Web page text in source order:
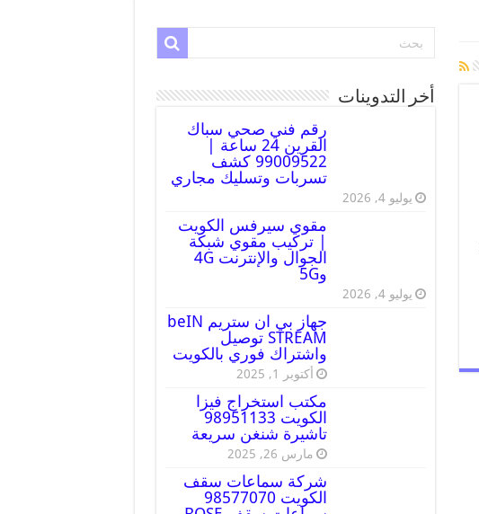
أخر التدوينات
رقم فني صحي سباك
القرين 24 ساعة |
99009522 كشف
تسربات وتسليك مجاري
يوليو 4, 2026
مقوي سيرفس الكويت
| تركيب مقوي شبكة
الجوال والإنترنت 4G
و5G
يوليو 4, 2026
جهاز بي ان ستريم beIN
STREAM توصيل
واشتراك فوري بالكويت
أكتوبر 1, 2025
مكتب استخراج فيزا
الكويت 98951133
تاشيرة شنغن سريعة
مارس 26, 2025
شركة سماعات سقف
الكويت 98577070